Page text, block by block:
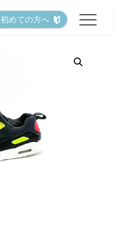
初めての方へ